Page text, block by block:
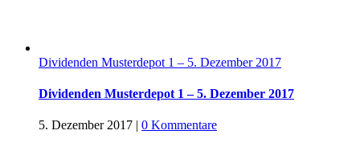
Dividenden Musterdepot 1 – 5. Dezember 2017
Dividenden Musterdepot 1 – 5. Dezember 2017
5. Dezember 2017 | 0 Kommentare